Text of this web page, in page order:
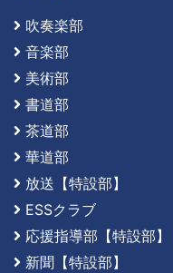
吹奏楽部
音楽部
美術部
書道部
茶道部
華道部
放送【特設部】
ESSクラブ
応援指導部【特設部】
新聞【特設部】